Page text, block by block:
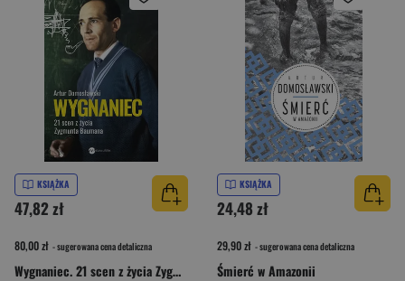
KSIĄŻKA
47,82 zł
80,00 zł - sugerowana cena detaliczna
Wygnaniec. 21 scen z życia Zygmunta Baumana
KSIĄŻKA
24,48 zł
29,90 zł - sugerowana cena detaliczna
Śmierć w Amazonii